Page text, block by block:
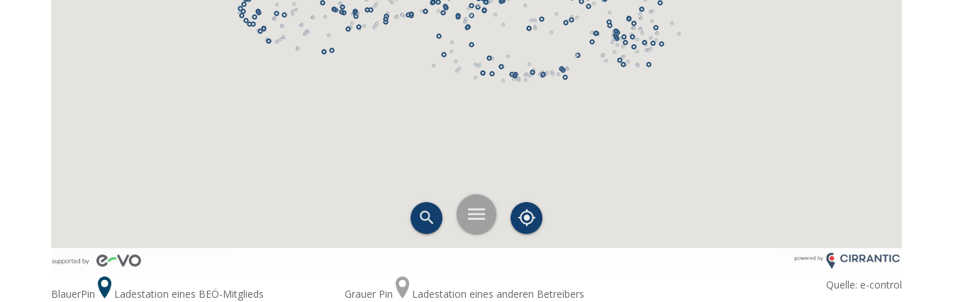
BlauerPin Ladestation eines BEÖ-Mitglieds Grauer Pin Ladestation eines anderen Betreibers
Quelle: e-control